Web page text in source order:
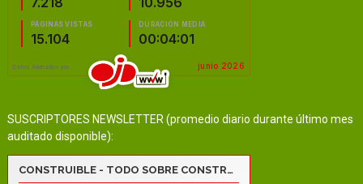
SUSCRIPTORES NEWSLETTER (promedio diario durante último mes
auditado disponible):